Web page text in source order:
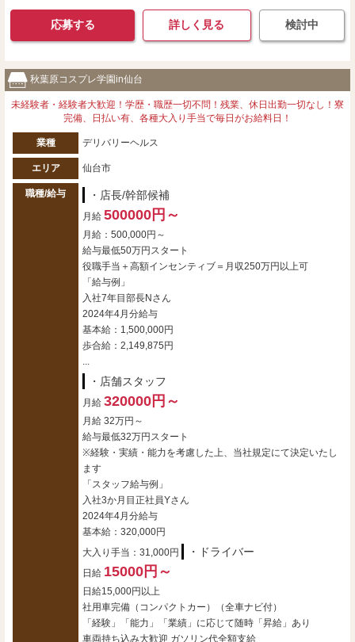
応募する 詳しく見る 検討中
秋葉原コスプレ学園in仙台
未経験者・経験者大歓迎！学歴・職歴一切不問！残業、休日出勤一切なし！寮
完備、日払い有、各種大入り手当で毎日がお給料日！
業種 デリバリーヘルス
エリア 仙台市
職種/給与 ・店長/幹部候補
月給 500000円～
月給：500,000円～
給与最低50万円スタート
役職手当＋高額インセンティブ＝月収250万円以上可
「給与例」
入社7年目部長Nさん
2024年4月分給与
基本給：1,500,000円
歩合給：2,149,875円
...
・店舗スタッフ
月給 320000円～
月給 32万円～
給与最低32万円スタート
※経験・実績・能力を考慮した上、当社規定にて決定いたし
ます
「スタッフ給与例」
入社3か月目正社員Yさん
2024年4月分給与
基本給：320,000円
大入り手当：31,000円
・ドライバー
日給 15000円～
日給15,000円以上
社用車完備（コンパクトカー）（全車ナビ付）
「経験」「能力」「業績」に応じて随時「昇給」あり
車両持ち込み大歓迎 ガソリン代全額支給